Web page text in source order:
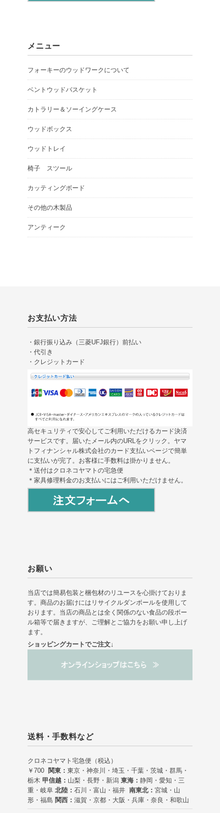
メニュー
フォーキーのウッドワークについて
ベントウッドバスケット
カトラリー＆ソーイングケース
ウッドボックス
ウッドトレイ
椅子 スツール
カッティングボード
その他の木製品
アンティーク
お支払い方法
・銀行振り込み（三菱UFJ銀行）前払い
・代引き
・クレジットカード
高セキュリティで安心してご利用いただけるカード決済
サービスです。届いたメール内のURLをクリック。ヤマ
トフィナンシャル株式会社のカード支払いページで簡単
に支払いが完了。お客様に手数料は掛かりません。
＊送付はクロネコヤマトの宅急便
＊家具修理料金のお支払いにはご利用いただけません。
お願い
当店では簡易包装と梱包材のリユースを心掛けておりま
す。商品のお届けにはリサイクルダンボールを使用して
おります。当店の商品とは全く関係のない食品の段ボー
ル箱等で届きますが、ご理解とご協力をお願い申し上げ
ます。
ショッピングカートでご注文↓
送料・手数料など
クロネコヤマト宅急便（税込）
￥700
関東： 東京・神奈川・埼玉・千葉・茨城・群馬・
栃木 甲信越： 山梨・長野・新潟 東海： 静岡・愛知・三
重・岐阜 北陸： 石川・富山・福井 南東北： 宮城・山
形・福島 関西： 滋賀・京都・大阪・兵庫・奈良・和歌山